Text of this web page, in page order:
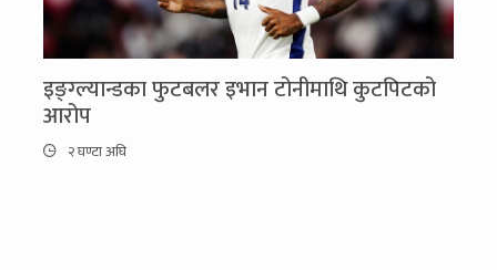
इङ्ग्ल्यान्डका फुटबलर इभान टोनीमाथि कुटपिटको
आरोप
२ घण्टा अघि